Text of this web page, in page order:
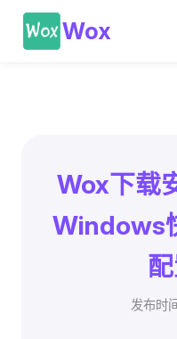
Wox
Wox下载
Windows
发布时